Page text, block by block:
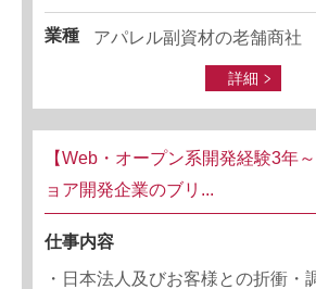
業種 アパレル副資材の老舗商社
詳細
【Web・オープン系開発経験3年
ョア開発企業のブリ...
仕事内容
・日本法人及びお客様との折衝・